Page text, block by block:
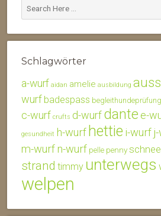
Schlagwörter
a-wurf aidan amelie ausbildung
wurf badespass begleithundeprüfung
c-wurf crufts d-wurfdante e-
gesundheit h-wurf hettiei-wurf
m-wurfn-wurf pelle pennyschnee
strand timmy unterwegs
welpen